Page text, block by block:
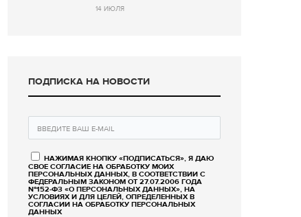
14 ИЮЛЯ
ПОДПИСКА НА НОВОСТИ
НАЖИМАЯ КНОПКУ «ПОДПИСАТЬСЯ», Я ДАЮ
СВОЕ СОГЛАСИЕ НА ОБРАБОТКУ МОИХ
ПЕРСОНАЛЬНЫХ ДАННЫХ, В СООТВЕТСТВИИ С
ФЕДЕРАЛЬНЫМ ЗАКОНОМ ОТ 27.07.2006 ГОДА
№152-ФЗ «О ПЕРСОНАЛЬНЫХ ДАННЫХ», НА
УСЛОВИЯХ И ДЛЯ ЦЕЛЕЙ, ОПРЕДЕЛЕННЫХ В
СОГЛАСИИ НА ОБРАБОТКУ ПЕРСОНАЛЬНЫХ
ДАННЫХ